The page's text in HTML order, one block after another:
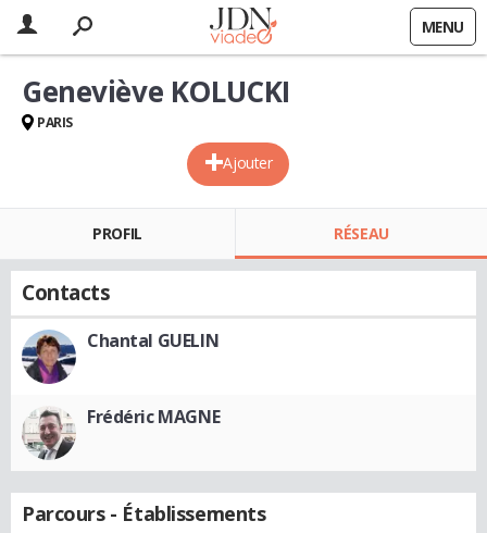
MENU
Ajouter
Geneviève KOLUCKI
PARIS
PROFIL RÉSEAU
Contacts
Chantal GUELIN
Frédéric MAGNE
Parcours - Établissements